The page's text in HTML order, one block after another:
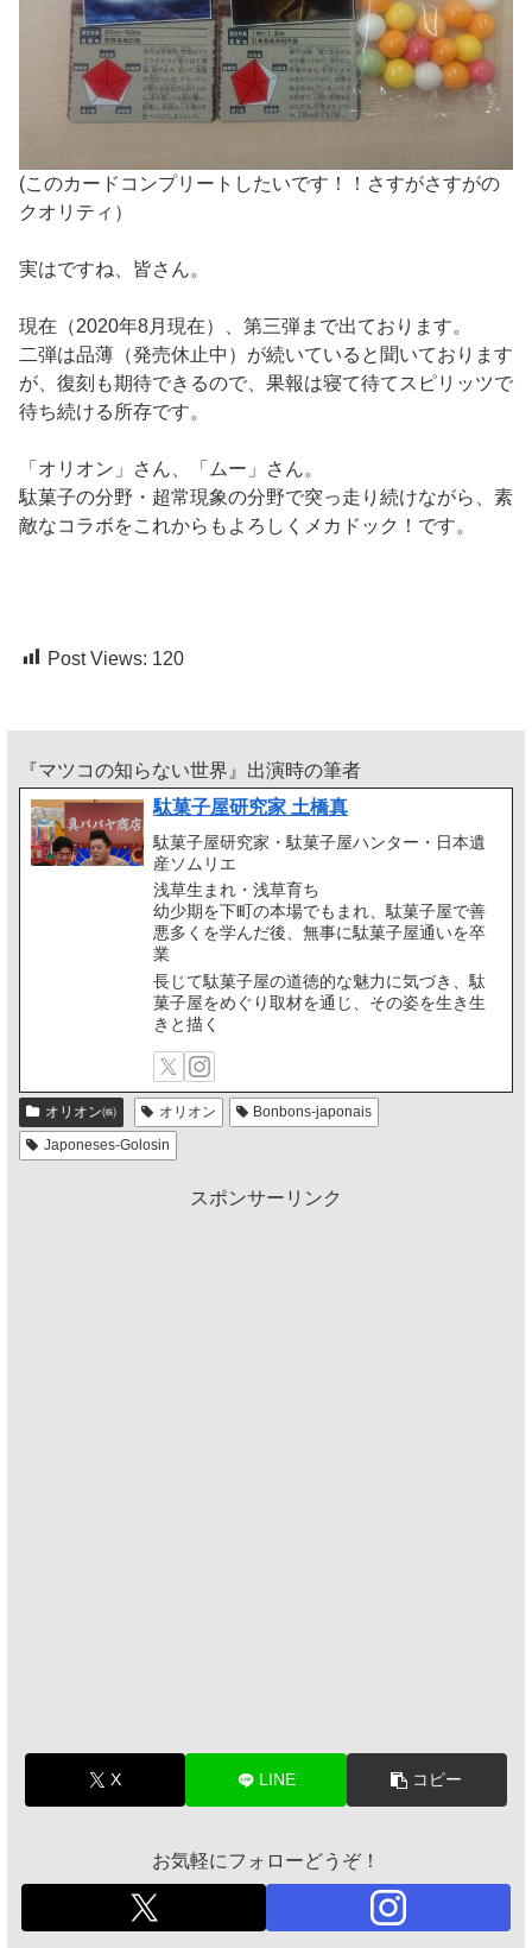
(このカードコンプリートしたいです！！さすがさすがの
クオリティ）
実はですね、皆さん。
現在（2020年8月現在）、第三弾まで出ております。
二弾は品薄（発売休止中）が続いていると聞いております
が、復刻も期待できるので、果報は寝て待てスピリッツで
待ち続ける所存です。
「オリオン」さん、「ムー」さん。
駄菓子の分野・超常現象の分野で突っ走り続けながら、素
敵なコラボをこれからもよろしくメカドック！です。
Post Views: 120
『マツコの知らない世界』出演時の筆者
駄菓子屋研究家 土橋真
駄菓子屋研究家・駄菓子屋ハンター・日本遺
産ソムリエ
浅草生まれ・浅草育ち
幼少期を下町の本場でもまれ、駄菓子屋で善
悪多くを学んだ後、無事に駄菓子屋通いを卒
業
長じて駄菓子屋の道徳的な魅力に気づき、駄
菓子屋をめぐり取材を通じ、その姿を生き生
きと描く
オリオン㈱ オリオン
Bonbons-japonais
Japoneses-Golosin
スポンサーリンク
X LINE コピー
お気軽にフォローどうぞ！